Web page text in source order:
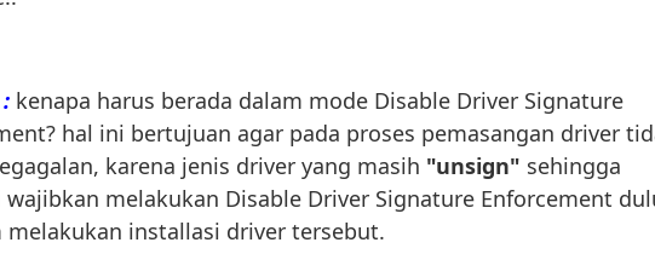
kenapa harus berada dalam mode Disable Driver Signature
hal ini bertujuan agar pada proses pemasangan driver
karena jenis driver yang masih "unsign" sehingga
wajibkan melakukan Disable Driver Signature Enforcement
melakukan installasi driver tersebut.